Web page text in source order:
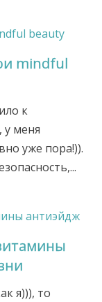
mindful
к
у меня
уже пора!)).
я))), то